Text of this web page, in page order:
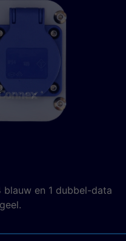
blauw en 1 dubbel-data